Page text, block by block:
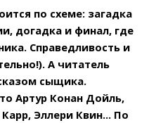
по схеме: загадка
догадка и финал, где
Справедливость и
А читатель
сыщика.
Артур Конан Дойль,
Эллери Квин... По